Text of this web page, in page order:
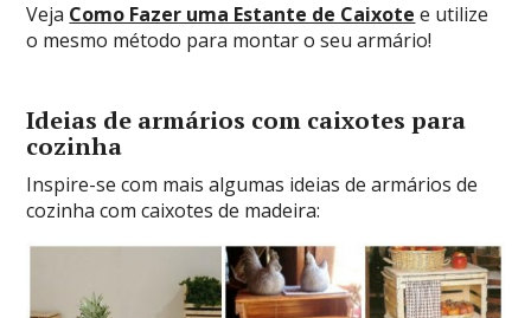
Veja Como Fazer uma Estante de Caixote e utilize
o mesmo método para montar o seu armário!
Ideias de armários com caixotes para
cozinha
Inspire-se com mais algumas ideias de armários de
cozinha com caixotes de madeira: